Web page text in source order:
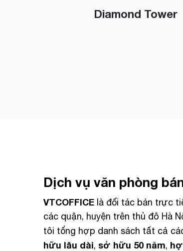
Diamond Tower
Dịch vụ văn phòng
VTCOFFICE là đối tác bán trực
các quận, huyện trên thủ đô Hà
tôi tổng hợp danh sách tất cả
hữu lâu dài, sở hữu 50 năm,